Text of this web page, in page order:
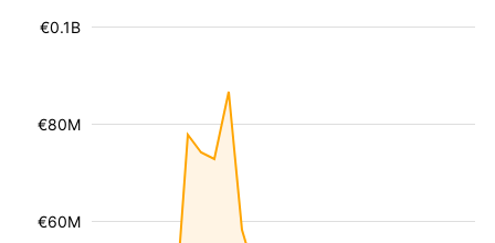
€60M
€80M
€0.1B